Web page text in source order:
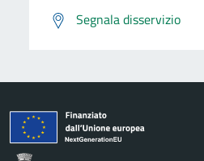
Segnala disservizio